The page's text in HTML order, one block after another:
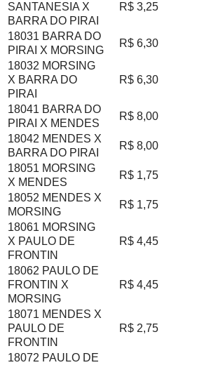
SANTANESIA X
BARRA DO PIRAI
R$ 3,25
18031 BARRA DO
PIRAI X MORSING
R$ 6,30
18032 MORSING
X BARRA DO
PIRAI
R$ 6,30
18041 BARRA DO
PIRAI X MENDES
R$ 8,00
18042 MENDES X
BARRA DO PIRAI
R$ 8,00
18051 MORSING
X MENDES
R$ 1,75
18052 MENDES X
MORSING
R$ 1,75
18061 MORSING
X PAULO DE
FRONTIN
R$ 4,45
18062 PAULO DE
FRONTIN X
MORSING
R$ 4,45
18071 MENDES X
PAULO DE
FRONTIN
R$ 2,75
18072 PAULO DE